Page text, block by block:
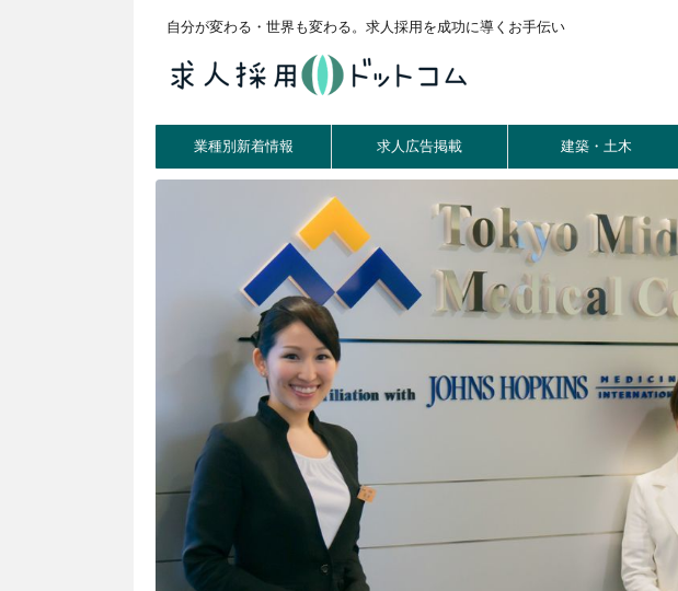
自分が変わる・世界も変わる。求人採用を成功に導くお手伝い
業種別新着情報 求人広告掲載 建築・土木